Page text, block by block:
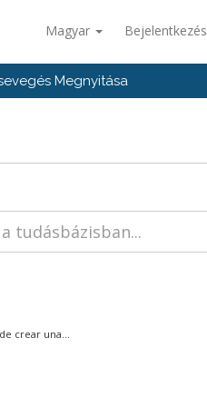
Magyar Bejelentkezés
Megnyitása
crear una...